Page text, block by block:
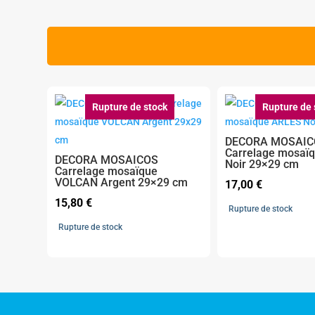
Rupture de stock
DECORA MOSAICOS
Carrelage mosaïque
VOLCAN Argent 29×29 cm
15,80€
Rupture de stock
Rupture de
DECORA
Carrelage
Noir 29×29 cm
17,00€
Rupture de stock